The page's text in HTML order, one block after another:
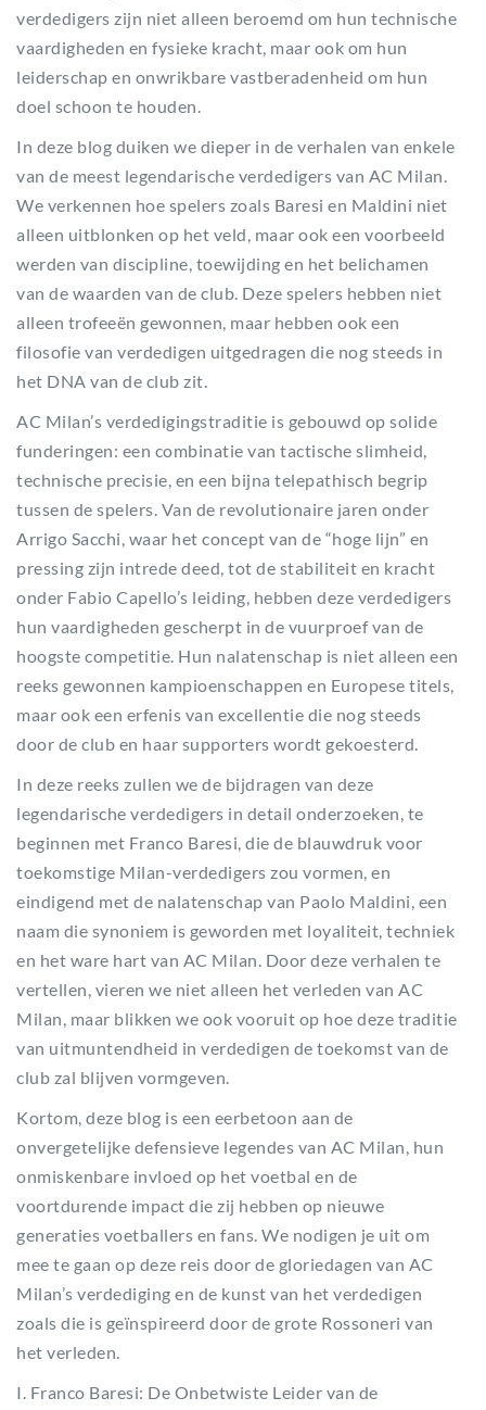
verdedigers zijn niet alleen beroemd om hun technische
vaardigheden en fysieke kracht, maar ook om hun
leiderschap en onwrikbare vastberadenheid om hun
doel schoon te houden.
In deze blog duiken we dieper in de verhalen van enkele
van de meest legendarische verdedigers van AC Milan.
We verkennen hoe spelers zoals Baresi en Maldini niet
alleen uitblonken op het veld, maar ook een voorbeeld
werden van discipline, toewijding en het belichamen
van de waarden van de club. Deze spelers hebben niet
alleen trofeeën gewonnen, maar hebben ook een
filosofie van verdedigen uitgedragen die nog steeds in
het DNA van de club zit.
AC Milan’s verdedigingstraditie is gebouwd op solide
funderingen: een combinatie van tactische slimheid,
technische precisie, en een bijna telepathisch begrip
tussen de spelers. Van de revolutionaire jaren onder
Arrigo Sacchi, waar het concept van de “hoge lijn” en
pressing zijn intrede deed, tot de stabiliteit en kracht
onder Fabio Capello’s leiding, hebben deze verdedigers
hun vaardigheden gescherpt in de vuurproef van de
hoogste competitie. Hun nalatenschap is niet alleen een
reeks gewonnen kampioenschappen en Europese titels,
maar ook een erfenis van excellentie die nog steeds
door de club en haar supporters wordt gekoesterd.
In deze reeks zullen we de bijdragen van deze
legendarische verdedigers in detail onderzoeken, te
beginnen met Franco Baresi, die de blauwdruk voor
toekomstige Milan-verdedigers zou vormen, en
eindigend met de nalatenschap van Paolo Maldini, een
naam die synoniem is geworden met loyaliteit, techniek
en het ware hart van AC Milan. Door deze verhalen te
vertellen, vieren we niet alleen het verleden van AC
Milan, maar blikken we ook vooruit op hoe deze traditie
van uitmuntendheid in verdedigen de toekomst van de
club zal blijven vormgeven.
Kortom, deze blog is een eerbetoon aan de
onvergetelijke defensieve legendes van AC Milan, hun
onmiskenbare invloed op het voetbal en de
voortdurende impact die zij hebben op nieuwe
generaties voetballers en fans. We nodigen je uit om
mee te gaan op deze reis door de gloriedagen van AC
Milan’s verdediging en de kunst van het verdedigen
zoals die is geïnspireerd door de grote Rossoneri van
het verleden.
I. Franco Baresi: De Onbetwiste Leider van de